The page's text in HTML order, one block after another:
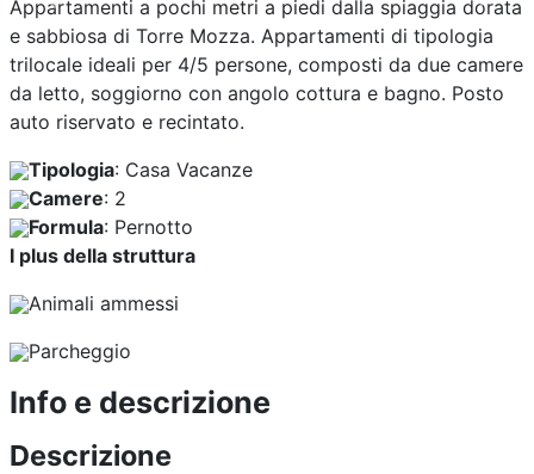
Previous
Next
Appartamenti a pochi metri a piedi dalla spiaggia dorata
e sabbiosa di Torre Mozza. Appartamenti di tipologia
trilocale ideali per 4/5 persone, composti da due camere
da letto, soggiorno con angolo cottura e bagno. Posto
auto riservato e recintato.
Tipologia: Casa Vacanze
Camere: 2
Formula: Pernotto
I plus della struttura
Animali ammessi
Parcheggio
Info e descrizione
Descrizione